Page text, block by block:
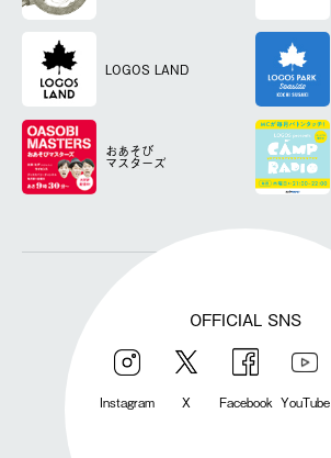
LOGOS LAND
おあそび
マスターズ
OFFICIAL SNS
Instagram X Facebook YouTube